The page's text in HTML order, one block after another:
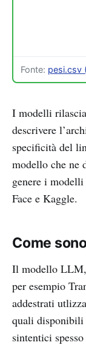
Fonte: pesi.csv
I modelli
descrivere
specificità del
modello che ne
genere i
Face e Kaggle.
Come
Il modello LLM,
per esempio
addestrati
quali disponibili
sintentici